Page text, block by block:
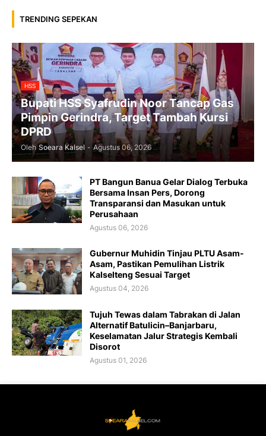
TRENDING SEPEKAN
HSS
Bupati HSS Syafrudin Noor Tancap Gas
Pimpin Gerindra, Target Tambah Kursi
DPRD
Oleh Soeara Kalsel - Agustus 06, 2026
PT Bangun Banua Gelar Dialog Terbuka
Bersama Insan Pers, Dorong
Transparansi dan Masukan untuk
Perusahaan
Agustus 06, 2026
Gubernur Muhidin Tinjau PLTU Asam-
Asam, Pastikan Pemulihan Listrik
Kalselteng Sesuai Target
Agustus 04, 2026
Tujuh Tewas dalam Tabrakan di Jalan
Alternatif Batulicin–Banjarbaru,
Keselamatan Jalur Strategis Kembali
Disorot
Agustus 01, 2026